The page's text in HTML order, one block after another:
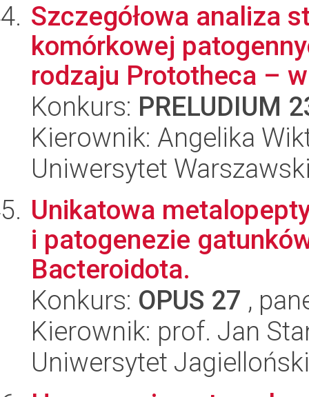
Szczegółowa analiza
komórkowej
rodzaju Prototheca –
Konkurs: PRELUDIUM
Kierownik: Angelika
Uniwersytet
Unikatowa
i patogenezie
Bacteroidota.
Konkurs: OPUS 27 ,
Kierownik: prof. Jan
Uniwersytet Jagielloński